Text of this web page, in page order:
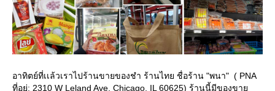
อาทิตย์ที่เเล้วเราไปร้านขายของชำ ร้านไทย ชื่อร้าน "พนา" ( PNA
ที่อยู่: 2310 W Leland Ave, Chicago, IL 60625) ร้านนี้มีของขาย